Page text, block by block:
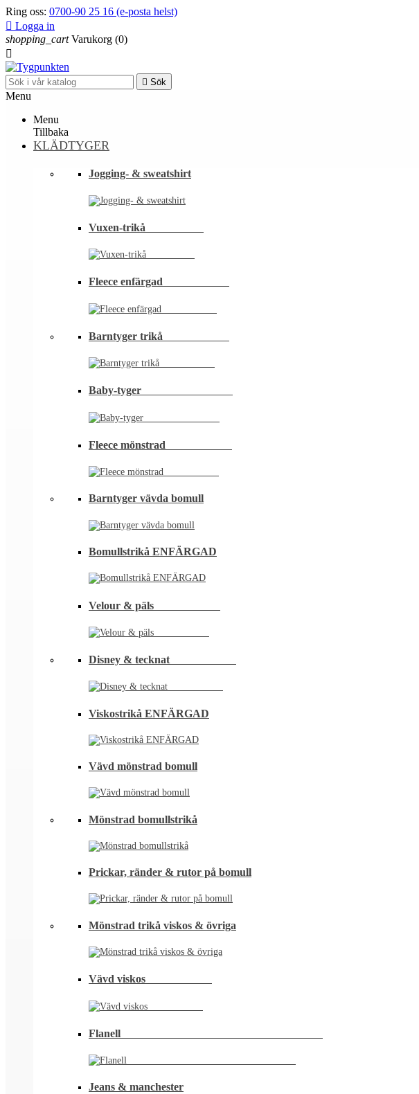
Ring oss: 0700-90 25 16 (e-posta helst)
 Logga in
shopping_cart Varukorg (0)

 Sök
Menu
Menu
Tillbaka
KLÄDTYGER
Jogging- & sweatshirt
Vuxen-trikå⠀⠀⠀⠀⠀⠀⠀
Fleece enfärgad⠀⠀⠀⠀⠀⠀⠀⠀
Barntyger trikå⠀⠀⠀⠀⠀⠀⠀⠀
Baby-tyger⠀⠀⠀⠀⠀⠀⠀⠀⠀⠀⠀
Fleece mönstrad⠀⠀⠀⠀⠀⠀⠀⠀
Barntyger vävda bomull
Bomullstrikå ENFÄRGAD
Velour & päls⠀⠀⠀⠀⠀⠀⠀⠀
Disney & tecknat⠀⠀⠀⠀⠀⠀⠀⠀
Viskostrikå ENFÄRGAD
Vävd mönstrad bomull
Mönstrad bomullstrikå
Prickar, ränder & rutor på bomull
Mönstrad trikå viskos & övriga
Vävd viskos⠀⠀⠀⠀⠀⠀⠀⠀
Flanell ⠀⠀⠀⠀⠀⠀⠀⠀⠀⠀⠀⠀⠀⠀⠀⠀⠀⠀⠀⠀⠀⠀⠀⠀
Jeans & manchester